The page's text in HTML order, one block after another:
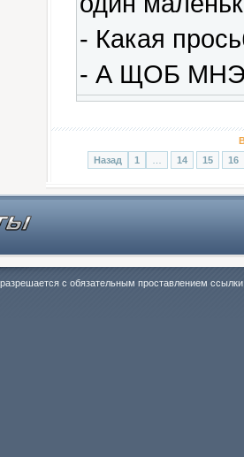
- Какая
- А ЩОБ
Назад
1 14 15 16
с обязательным проставлением